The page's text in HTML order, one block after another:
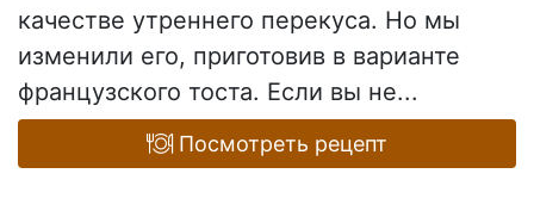
качестве утреннего перекуса. Но мы
изменили его, приготовив в варианте
французского тоста. Если вы не...
Посмотреть рецепт